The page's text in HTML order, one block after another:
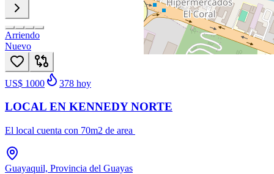
Arriendo
Nuevo
US$ 1000 378 hoy
LOCAL EN KENNEDY NORTE
El local cuenta con 70m2 de area
Guayaquil, Provincia del Guayas